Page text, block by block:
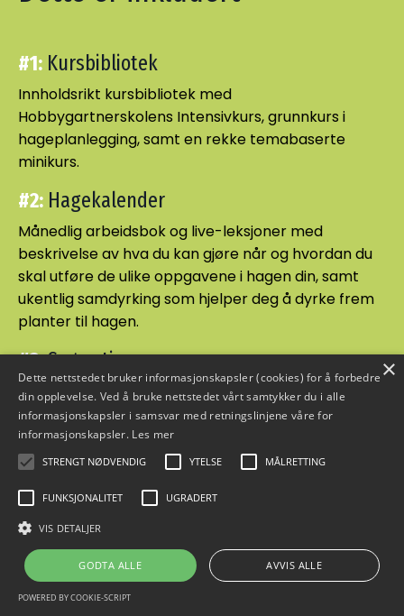
#1: Kursbibliotek
Innholdsrikt kursbibliotek med
Hobbygartnerskolens Intensivkurs, grunnkurs i
hageplanlegging, samt en rekke temabaserte
minikurs.
#2: Hagekalender
Månedlig arbeidsbok og live-leksjoner med
beskrivelse av hva du kan gjøre når og hvordan du
skal utføre de ulike oppgavene i hagen din, samt
ukentlig samdyrking som hjelper deg å dyrke frem
planter til hagen.
#3:Spørretimer
Månedlige spørretimer med gartner og arkitekt slik
at du får faglige svar på dine spørsmål.
Ja, dette vil jeg være med på!
×
Dette nettstedet bruker informasjonskapsler (cookies) for å forbedre
din opplevelse. Ved å bruke nettstedet vårt samtykker du i alle
informasjonskapsler i samsvar med retningslinjene våre for
informasjonskapsler. Les mer
STRENGT NØDVENDIG YTELSE MÅLRETTING
FUNKSJONALITET UGRADERT
VIS DETALJER
GODTA ALLE AVVIS ALLE
POWERED BY COOKIE-SCRIPT